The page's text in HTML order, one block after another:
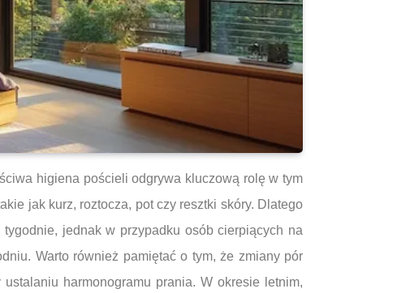
higiena pościeli odgrywa kluczową rolę w tym
jak kurz, roztocza, pot czy resztki skóry. Dlatego
jednak w przypadku osób cierpiących na
Warto również pamiętać o tym, że zmiany pór
harmonogramu prania. W okresie letnim,